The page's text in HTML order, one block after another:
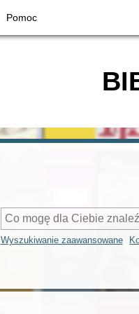
Pomoc
Wyszukiwanie zaawansowane